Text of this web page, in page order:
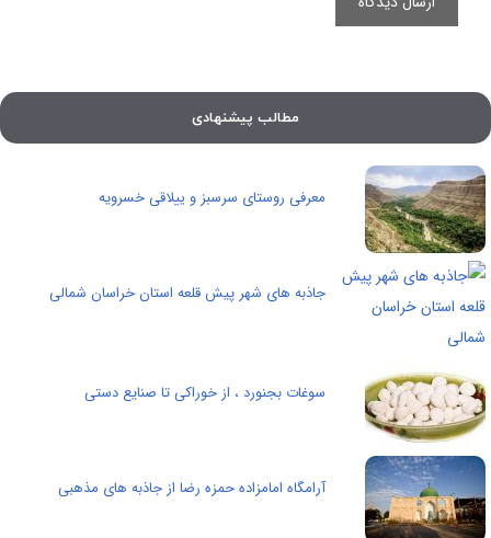
مطالب پیشنهادی
معرفی روستای سرسبز و ییلاقی خسرویه
جاذبه های شهر پیش قلعه استان خراسان شمالی
سوغات بجنورد ، از خوراکی تا صنایع دستی
آرامگاه امامزاده حمزه رضا از جاذبه های مذهبی